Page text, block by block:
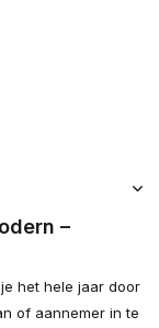
–
het hele jaar door
of aannemer in te